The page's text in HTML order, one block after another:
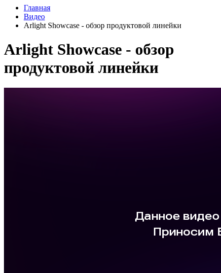
Главная
Видео
Arlight Showcase - обзор продуктовой линейки
Arlight Showcase - обзор
продуктовой линейки